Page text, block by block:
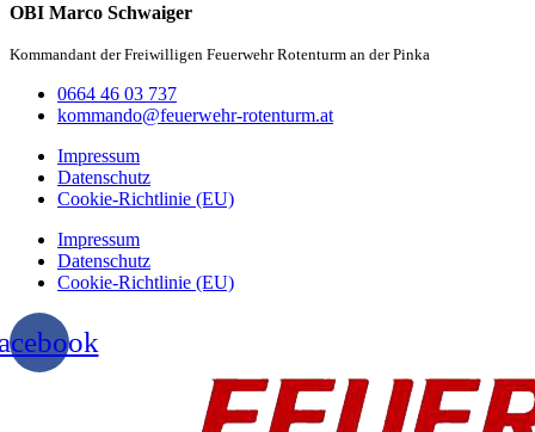
OBI Marco Schwaiger
Kommandant der Freiwilligen Feuerwehr Rotenturm an der Pinka
0664 46 03 737
kommando@feuerwehr-rotenturm.at
Impressum
Datenschutz
Cookie-Richtlinie (EU)
Impressum
Datenschutz
Cookie-Richtlinie (EU)